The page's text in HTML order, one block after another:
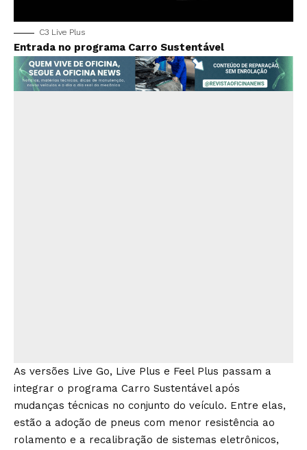
C3 Live Plus
Entrada no programa Carro Sustentável
As versões Live Go, Live Plus e Feel Plus passam a
integrar o programa Carro Sustentável após
mudanças técnicas no conjunto do veículo. Entre elas,
estão a adoção de pneus com menor resistência ao
rolamento e a recalibração de sistemas eletrônicos,